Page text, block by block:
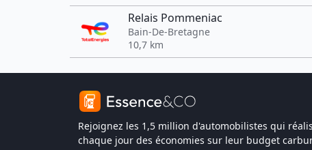
Relais Pommeniac
Bain-De-Bretagne
10,7 km
Rejoignez les 1,5 million d'automobilistes qui
chaque jour des économies sur leur budget